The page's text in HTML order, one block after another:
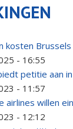
kosten
- 16:55
petitie aan
- 11:57
airlines willen
- 12:12